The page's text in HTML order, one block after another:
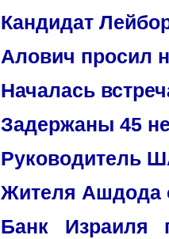
Кандидат
Алович просил
Началась
Задержаны 45
Руководитель
Жителя Ашдода
Банк Израиля